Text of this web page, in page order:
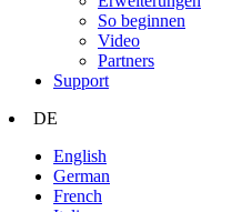
So beginnen
Video
Partners
Support
DE
English
German
French